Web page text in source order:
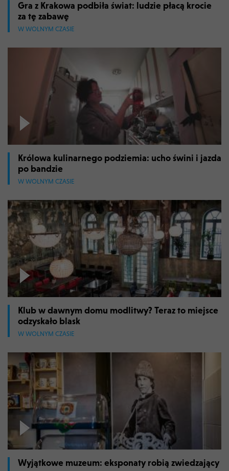
Gra z Krakowa podbiła świat: ludzie płacą krocie
za tę zabawę
W WOLNYM CZASIE
Królowa kulinarnego podziemia: ucho świni i jazda
po bandzie
W WOLNYM CZASIE
Klub w dawnym domu modlitwy? Teraz to miejsce
odzyskało blask
W WOLNYM CZASIE
Wyjątkowe muzeum: eksponaty robią zwiedzający